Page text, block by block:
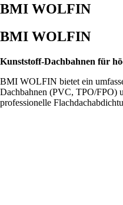
BMI WOLFIN
BMI WOLFIN
Kunststoff-Dachbahnen für
BMI WOLFIN bietet ein
Dachbahnen (PVC, TPO/FPO)
professionelle